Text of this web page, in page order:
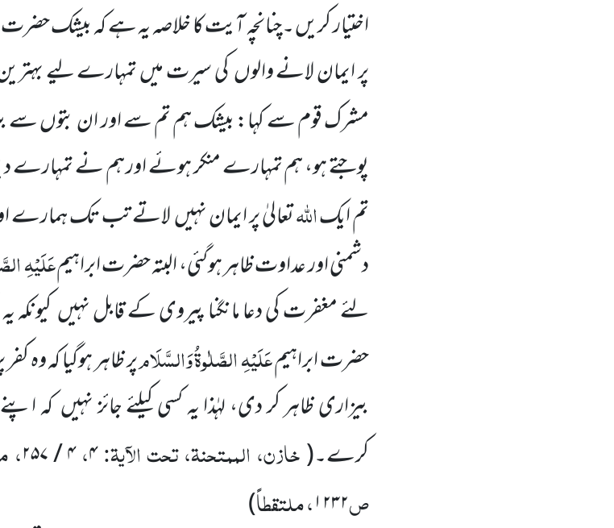
اختیار کریں ۔چنانچہ آیت کا خلاصہ یہ ہے کہ بیشک حضرت
پر ایمان لانے والوںکی سیرتمیں تمہارے لیے
مشرک قوم سے کہا: بیشک ہم تم سے اور ان بتوں سے
پوجتے ہو، ہم تمہارے منکر ہوئے اور ہم نے تمہارے
تم ایکاللّٰہتعالیٰ پر ایمان نہیںلاتے تب تک ہمارے
دشمنی اور عداوت ظاہر ہوگئی،البتہ حضرت ابراہیمعَلَیْہِ
لئے مغفرت کی دعا مانگنا پیروی کے قابل نہیں
حضرت ابراہیمعَلَیْہِالصَّلٰوۃُوَالسَّلَامپر ظاہر ہوگیا کہ
بیزاری ظاہر کر دی، لہٰذا یہ کسی کیلئے جائز نہیںکہ
کرے۔(خازن، الممتحنۃ، تحت الآیۃ:۴،۴/۲۵۷،
ص۱۲۳۲، ملتقطاً)